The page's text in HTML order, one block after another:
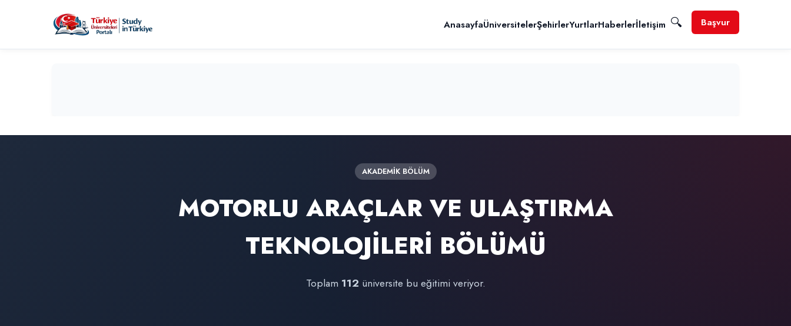
AnasayfaÜniversitelerŞehirlerYurtlarHaberlerİletişim 🔍 Başvur
AKADEMIK BÖLÜM
MOTORLU ARAÇLAR VE ULAŞTIRMA
TEKNOLOJİLERİ BÖLÜMÜ
Toplam 112 üniversite bu eğitimi veriyor.